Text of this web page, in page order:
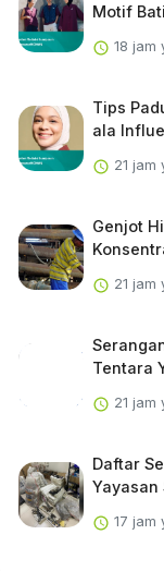
Motif
18 jam
Tips
ala
21 jam
Genjot
21 jam
Tentara
21 jam
Daftar
Yayasan
17 jam